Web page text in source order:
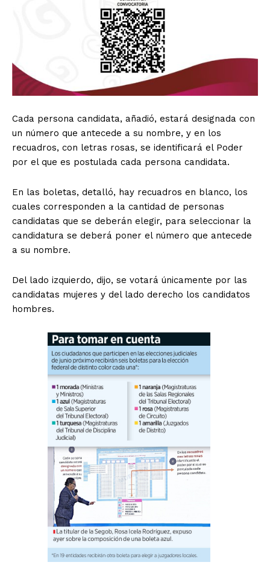
Cada persona candidata, añadió, estará designada con
un número que antecede a su nombre, y en los
recuadros, con letras rosas, se identificará el Poder
por el que es postulada cada persona candidata.
En las boletas, detalló, hay recuadros en blanco, los
cuales corresponden a la cantidad de personas
candidatas que se deberán elegir, para seleccionar la
candidatura se deberá poner el número que antecede
a su nombre.
Del lado izquierdo, dijo, se votará únicamente por las
candidatas mujeres y del lado derecho los candidatos
hombres.